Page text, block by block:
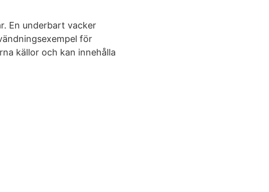
En underbart vacker
för
källor och kan innehålla